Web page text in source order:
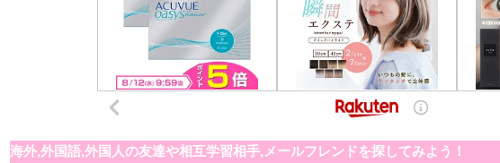
海外,外国語,外国人の友達や相互学習相手,メールフレンドを探してみよう！